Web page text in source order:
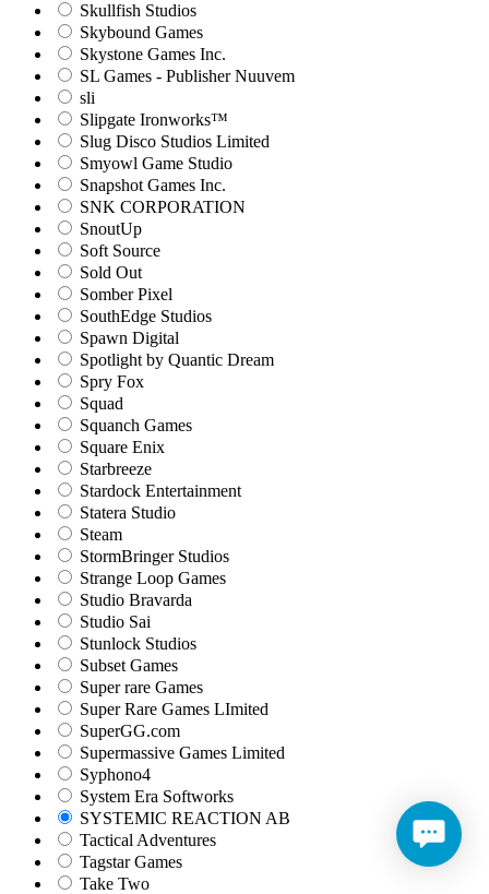
Skullfish Studios
Skybound Games
Skystone Games Inc.
SL Games - Publisher Nuuvem
sli
Slipgate Ironworks™
Slug Disco Studios Limited
Smyowl Game Studio
Snapshot Games Inc.
SNK CORPORATION
SnoutUp
Soft Source
Sold Out
Somber Pixel
SouthEdge Studios
Spawn Digital
Spotlight by Quantic Dream
Spry Fox
Squad
Squanch Games
Square Enix
Starbreeze
Stardock Entertainment
Statera Studio
Steam
StormBringer Studios
Strange Loop Games
Studio Bravarda
Studio Sai
Stunlock Studios
Subset Games
Super rare Games
Super Rare Games LImited
SuperGG.com
Supermassive Games Limited
Syphono4
System Era Softworks
SYSTEMIC REACTION AB
Tactical Adventures
Tagstar Games
Take Two